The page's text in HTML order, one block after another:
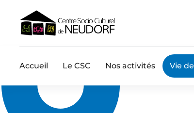
Accueil Le CSC Nos activités Vie